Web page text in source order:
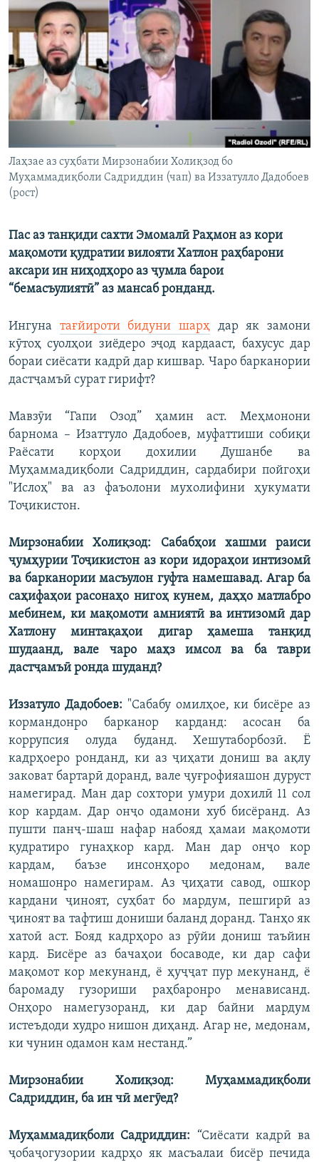
ГУЗОРИШҲОИ РАДИОӢ
Русский
ПАЙГИРӢ КУНЕД
Ҳамаи сомонаҳои RFE/RL
Лаҳзае аз суҳбати Мирзонабии Холиқзод бо
Муҳаммадиқболи Садриддин (чап) ва Иззатулло Дадобоев
(рост)
Пас аз танқиди сахти Эмомалӣ Раҳмон аз кори
мақомоти қудратии вилояти Хатлон раҳбарони
аксари ин ниҳодҳоро аз ҷумла барои
“бемасъулиятӣ” аз мансаб ронданд.
Ингуна тағйироти бидуни шарҳ дар як замони
кӯтоҳ суолҳои зиёдеро эҷод кардааст, бахусус дар
бораи сиёсати кадрӣ дар кишвар. Чаро барканории
дастҷамъӣ сурат гирифт?
Мавзӯи “Гапи Озод” ҳамин аст. Меҳмонони
барнома – Изаттуло Дадобоев, муфаттиши собиқи
Раёсати корҳои дохилии Душанбе ва
Муҳаммадиқболи Садриддин, сардабири пойгоҳи
"Ислоҳ" ва аз фаъолони мухолифини ҳукумати
Тоҷикистон.
Мирзонабии Холиқзод: Сабабҳои хашми раиси
ҷумҳурии Тоҷикистон аз кори идораҳои интизомӣ
ва барканории масъулон гуфта намешавад. Агар ба
саҳифаҳои расонаҳо нигоҳ кунем, даҳҳо матлабро
мебинем, ки мақомоти амниятӣ ва интизомӣ дар
Хатлону минтақаҳои дигар ҳамеша танқид
шудаанд, вале чаро маҳз имсол ва ба таври
дастҷамъӣ ронда шуданд?
Иззатуло Дадобоев: "Сабабу омилҳое, ки бисёре аз
кормандонро барканор карданд: асосан ба
коррупсия олуда буданд. Хешутаборбозӣ. Ё
кадрҳоеро ронданд, ки аз ҷиҳати дониш ва ақлу
заковат бартарӣ доранд, вале ҷуғрофияашон дуруст
намегирад. Ман дар сохтори умури дохилӣ 11 сол
кор кардам. Дар онҷо одамони хуб бисёранд. Аз
пушти панҷ-шаш нафар набояд ҳамаи мақомоти
қудратиро гунаҳкор кард. Ман дар онҷо кор
кардам, баъзе инсонҳоро медонам, вале
номашонро намегирам. Аз ҷиҳати савод, ошкор
кардани ҷиноят, суҳбат бо мардум, пешгирӣ аз
ҷиноят ва тафтиш дониши баланд доранд. Танҳо як
хатоӣ аст. Бояд кадрҳоро аз рӯйи дониш таъйин
кард. Бисёре аз бачаҳои босаводе, ки дар сафи
мақомот кор мекунанд, ё ҳуҷҷат пур мекунанд, ё
баромаду гузориши раҳбаронро менависанд.
Онҳоро намегузоранд, ки дар байни мардум
истеъдоди худро нишон диҳанд. Агар не, медонам,
ки чунин одамон кам нестанд.”
Мирзонабии Холиқзод: Муҳаммадиқболи
Садриддин, ба ин чӣ мегӯед?
Муҳаммадиқболи Садриддин: “Сиёсати кадрӣ ва
ҷобаҷогузории кадрҳо як масъалаи бисёр печида